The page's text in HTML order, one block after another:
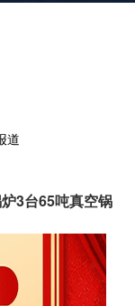
道
3台65吨真空锅
方快锅炉亮
方快助阵比